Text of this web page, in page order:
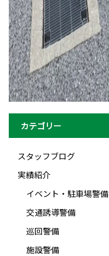
カテゴリー
スタッフブログ
実績紹介
イベント・駐車場警備
交通誘導警備
巡回警備
施設警備